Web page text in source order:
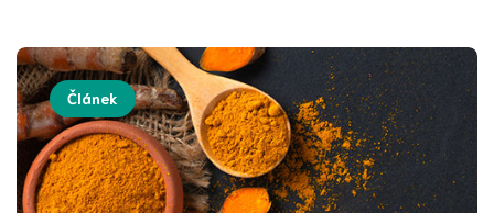
Článek